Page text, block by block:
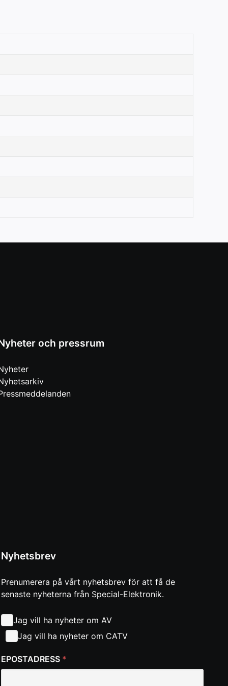
och pressrum
Nyhetsbrev
Prenumerera på vårt nyhetsbrev för att få de
senaste nyheterna från Special-Elektronik.
Jag vill ha nyheter om AV
Jag vill ha nyheter om CATV
EPOSTADRESS *